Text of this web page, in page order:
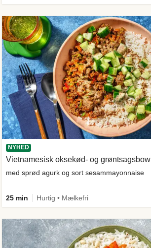
NYHED
Vietnamesisk oksekød- og grøntsagsbowl
med sprød agurk og sort sesammayonnaise
25 min Hurtig • Mælkefri